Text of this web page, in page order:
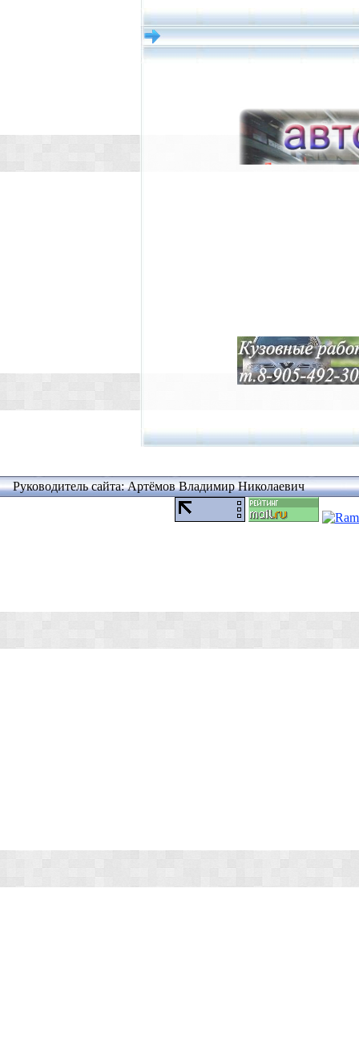
Руководитель сайта: Артёмов Владимир Николаевич